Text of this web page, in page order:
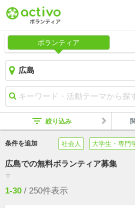
ボランティア
filter_list 絞り込み
条件を追加 社会人 大学生・専門
広島での無料ボランティア募集
filter_list
1-30 / 250件表示